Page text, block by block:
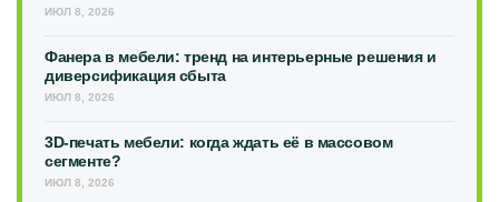
ИЮЛ 8, 2026
Фанера в мебели: тренд на интерьерные решения и
диверсификация сбыта
ИЮЛ 8, 2026
3D-печать мебели: когда ждать её в массовом
сегменте?
ИЮЛ 8, 2026